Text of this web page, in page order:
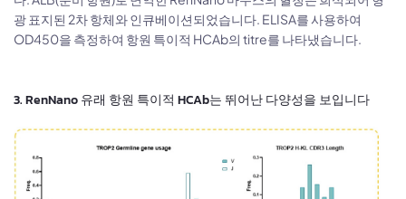
광 표지된 2차 항체와 인큐베이션되었습니다. ELISA를 사용하여
OD450을 측정하여 항원 특이적 HCAb의 titre를 나타냈습니다.
3. RenNano 유래 항원 특이적 HCAb는 뛰어난 다양성을 보입니다